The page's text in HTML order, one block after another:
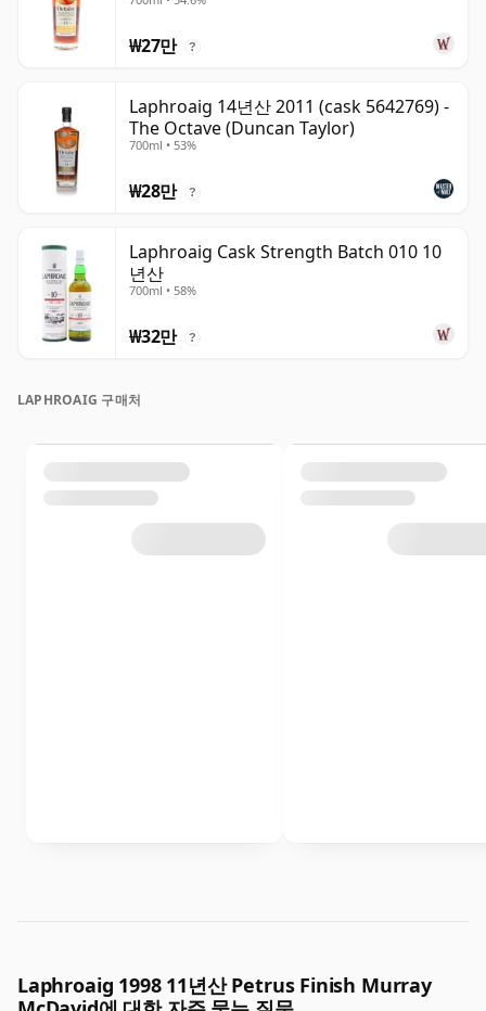
₩27만 ?
Laphroaig 14년산 2011 (cask 5642769) -
The Octave (Duncan Taylor)
700ml • 53%
₩28만 ?
Laphroaig Cask Strength Batch 010 10
년산
700ml • 58%
₩32만 ?
LAPHROAIG 구매처
Laphroaig 1998 11년산 Petrus Finish Murray